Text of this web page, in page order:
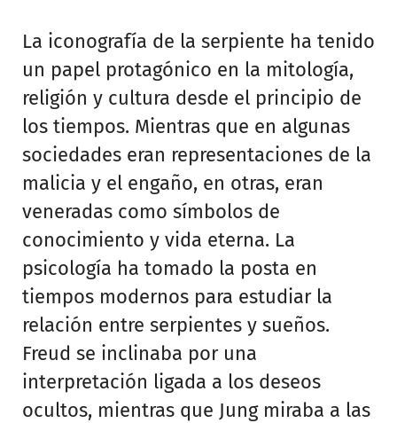
La iconografía de la serpiente ha tenido
un papel protagónico en la mitología,
religión y cultura desde el principio de
los tiempos. Mientras que en algunas
sociedades eran representaciones de la
malicia y el engaño, en otras, eran
veneradas como símbolos de
conocimiento y vida eterna. La
psicología ha tomado la posta en
tiempos modernos para estudiar la
relación entre serpientes y sueños.
Freud se inclinaba por una
interpretación ligada a los deseos
ocultos, mientras que Jung miraba a las